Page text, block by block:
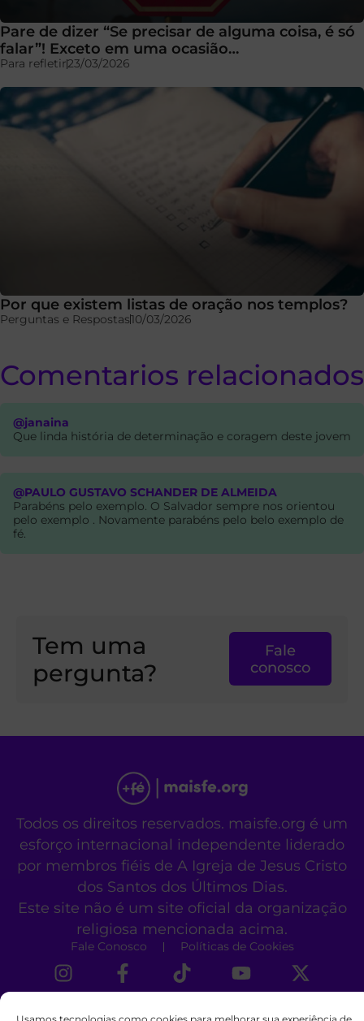
Pare de dizer “Se precisar de alguma coisa, é só
falar”! Exceto em uma ocasião…
Para refletir23/03/2026
Por que existem listas de oração nos templos?
Perguntas e Respostas10/03/2026
Comentarios relacionados
@janaina
Que linda história de determinação e coragem deste jovem
@PAULO GUSTAVO SCHANDER DE ALMEIDA
Parabéns pelo exemplo. O Salvador sempre nos orientou
pelo exemplo . Novamente parabéns pelo belo exemplo de
fé.
Tem uma
pergunta?
Fale
conosco
Todos os direitos reservados. maisfe.org é um
esforço internacional independente liderado
por membros fiéis de A Igreja de Jesus Cristo
dos Santos dos Últimos Dias.
Este site não é um site oficial da organização
religiosa mencionada acima.
Fale Conosco Políticas de Cookies